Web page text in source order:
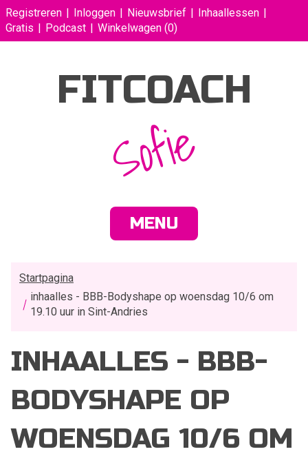
Registreren Inloggen Nieuwsbrief
Inhaallessen
Gratis
Podcast Winkelwagen (0)
FITCOACH
Sofie
MENU
Startpagina
inhaalles - BBB-Bodyshape op woensdag 10/6 om
19.10 uur in Sint-Andries
INHAALLES - BBB-
BODYSHAPE OP
WOENSDAG 10/6 OM